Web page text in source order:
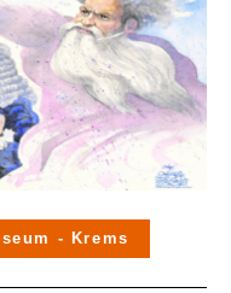
- Krems